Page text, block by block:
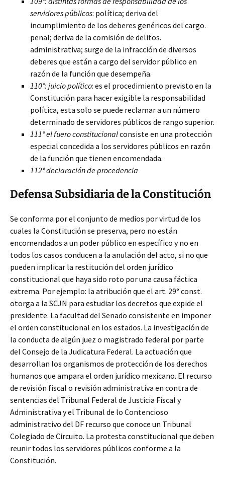
servidores públicos: política; deriva del
incumplimiento de los deberes genéricos del cargo.
penal; deriva de la comisión de delitos.
administrativa; surge de la infracción de diversos
deberes que están a cargo del servidor público en
razón de la función que desempeña.
110°: juicio político: es el procedimiento previsto en la
Constitución para hacer exigible la responsabilidad
política, esta solo se puede reclamar a un número
determinado de servidores públicos de rango superior.
111° el fuero constitucionalconsiste en una protección
especial concedida a los servidores públicos en razón
de la función que tienen encomendada.
112° declaración de procedencia
Defensa Subsidiaria de la Constitución
Se conforma por el conjunto de medios por virtud de los
cuales la Constitución se preserva, pero no están
encomendados a un poder público en específico y no en
todos los casos conducen a la anulación del acto, si no que
pueden implicar la restitución del orden jurídico
constitucional que haya sido roto por una causa fáctica
extrema. Por ejemplo: la atribución que el art. 29° const.
otorga a la SCJN para estudiar los decretos que expide el
presidente. La facultad del Senado consistente en imponer
el orden constitucional en los estados. La investigación de
la conducta de algún juez o magistrado federal por parte
del Consejo de la Judicatura Federal. La actuación que
desarrollan los organismos de protección de los derechos
humanos que ampara el orden jurídico mexicano. El recurso
de revisión fiscal o revisión administrativa en contra de
sentencias del Tribunal Federal de Justicia Fiscal y
Administrativa y el Tribunal de lo Contencioso
administrativo del DF recurso que conoce un Tribunal
Colegiado de Circuito. La protesta constitucional que deben
reunir todos los servidores públicos conforme a la
Constitución.